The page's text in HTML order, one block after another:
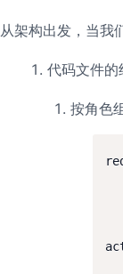
从架构出发，当我
代码文件的
按角色